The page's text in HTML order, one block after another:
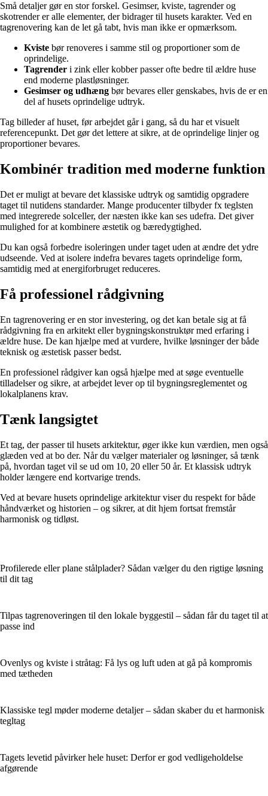
Små detaljer gør en stor forskel. Gesimser, kviste, tagrender og
skotrender er alle elementer, der bidrager til husets karakter. Ved en
tagrenovering kan de let gå tabt, hvis man ikke er opmærksom.
Kviste bør renoveres i samme stil og proportioner som de
oprindelige.
Tagrender i zink eller kobber passer ofte bedre til ældre huse
end moderne plastløsninger.
Gesimser og udhæng bør bevares eller genskabes, hvis de er en
del af husets oprindelige udtryk.
Tag billeder af huset, før arbejdet går i gang, så du har et visuelt
referencepunkt. Det gør det lettere at sikre, at de oprindelige linjer og
proportioner bevares.
Kombinér tradition med moderne funktion
Det er muligt at bevare det klassiske udtryk og samtidig opgradere
taget til nutidens standarder. Mange producenter tilbyder fx teglsten
med integrerede solceller, der næsten ikke kan ses udefra. Det giver
mulighed for at kombinere æstetik og bæredygtighed.
Du kan også forbedre isoleringen under taget uden at ændre det ydre
udseende. Ved at isolere indefra bevares tagets oprindelige form,
samtidig med at energiforbruget reduceres.
Få professionel rådgivning
En tagrenovering er en stor investering, og det kan betale sig at få
rådgivning fra en arkitekt eller bygningskonstruktør med erfaring i
ældre huse. De kan hjælpe med at vurdere, hvilke løsninger der både
teknisk og æstetisk passer bedst.
En professionel rådgiver kan også hjælpe med at søge eventuelle
tilladelser og sikre, at arbejdet lever op til bygningsreglementet og
lokalplanens krav.
Tænk langsigtet
Et tag, der passer til husets arkitektur, øger ikke kun værdien, men også
glæden ved at bo der. Når du vælger materialer og løsninger, så tænk
på, hvordan taget vil se ud om 10, 20 eller 50 år. Et klassisk udtryk
holder længere end kortvarige trends.
Ved at bevare husets oprindelige arkitektur viser du respekt for både
håndværket og historien – og sikrer, at dit hjem fortsat fremstår
harmonisk og tidløst.
Profilerede eller plane stålplader? Sådan vælger du den rigtige løsning
til dit tag
Tilpas tagrenoveringen til den lokale byggestil – sådan får du taget til at
passe ind
Ovenlys og kviste i stråtag: Få lys og luft uden at gå på kompromis
med tætheden
Klassiske tegl møder moderne detaljer – sådan skaber du et harmonisk
tegltag
Tagets levetid påvirker hele huset: Derfor er god vedligeholdelse
afgørende